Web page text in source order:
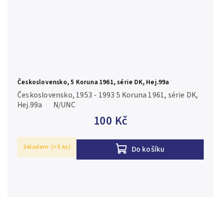
Československo, 5 Koruna 1961, série DK, Hej.99a
100 Kč
Do košíku
Československo, 1953 - 1993 5 Koruna 1961, série DK,
Hej.99a N/UNC
Skladem (>5 ks)